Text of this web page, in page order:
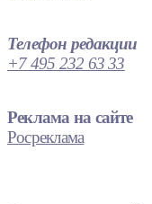
Телефон редакции
+7 495 232 63 33
Реклама на сайте
Росреклама